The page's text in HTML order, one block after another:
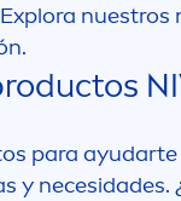
para
y